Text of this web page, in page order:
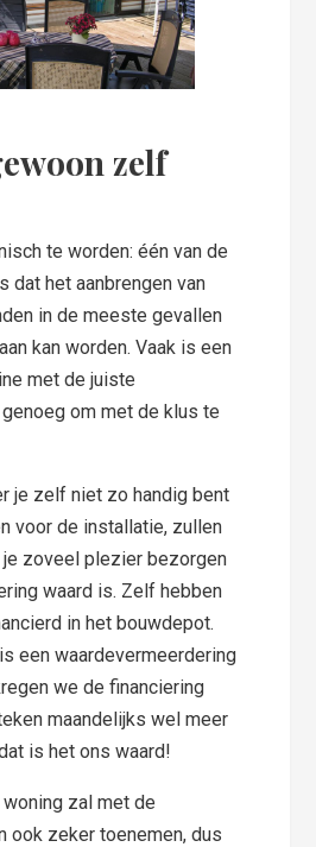
zelf
te worden: één van de
dat het aanbrengen van
in de meeste gevallen
kan worden. Vaak is een
met de juiste
om met de klus te
je zelf niet zo handig bent
voor de installatie, zullen
zoveel plezier bezorgen
waard is. Zelf hebben
in het bouwdepot.
een waardevermeerdering
we de financiering
maandelijks wel meer
is het ons waard!
zal met de
ook zeker toenemen, dus